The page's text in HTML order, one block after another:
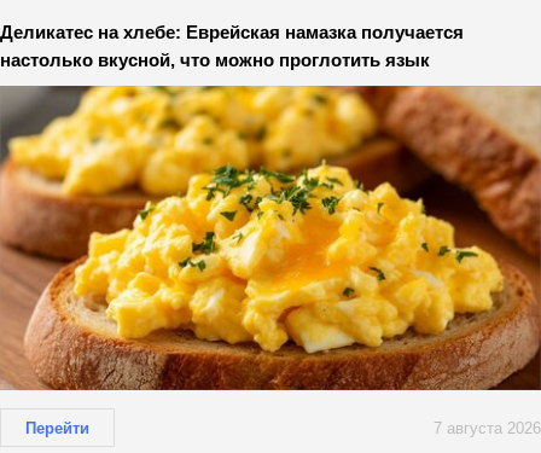
Деликатес на хлебе: Еврейская намазка получается
настолько вкусной, что можно проглотить язык
Перейти 7 августа 2026